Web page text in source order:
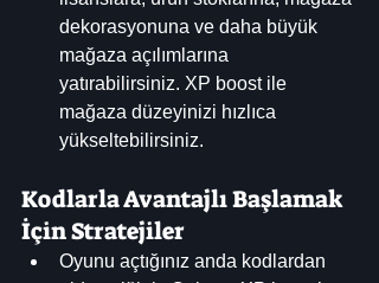
dekorasyonuna ve daha büyük
mağaza açılımlarına
yatırabilirsiniz. XP boost ile
mağaza düzeyinizi hızlıca
yükseltebilirsiniz.
Kodlarla Avantajlı Başlamak
İçin Stratejiler
Oyunu açtığınız anda kodlardan